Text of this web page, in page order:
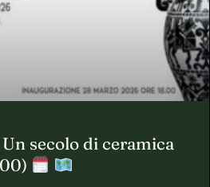
secolo di ceramica